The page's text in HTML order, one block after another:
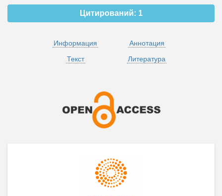
Цитирований: 1
Информация
Аннотация
Текст
Литература